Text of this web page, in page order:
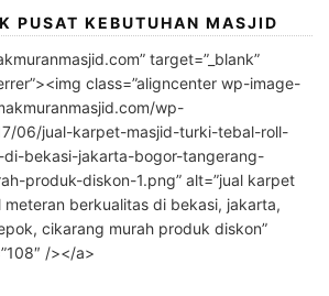
PUSAT KEBUTUHAN MASJID
target=”_blank”
class=”aligncenter wp-image-
wp-
06/jual-karpet-masjid-turki-tebal-roll-
di-bekasi-jakarta-bogor-tangerang-
produk-diskon-1.png” alt=”jual karpet
berkualitas di bekasi, jakarta,
cikarang murah produk diskon”
/></a>